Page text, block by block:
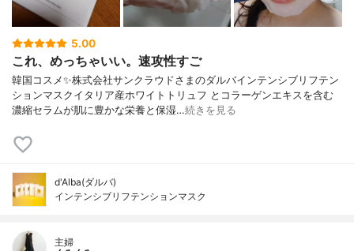
5.00
これ、めっちゃいい。速攻性すご
韓国コスメ✨株式会社サンクラウドさまのダルバインテンシブリフテン
ションマスクイタリア産ホワイトトリュフ とコラーゲンエキスを含む
濃縮セラムが肌に豊かな栄養と保湿…続きを見る
d'Alba(ダルバ)
インテンシブリフテンションマスク
主婦